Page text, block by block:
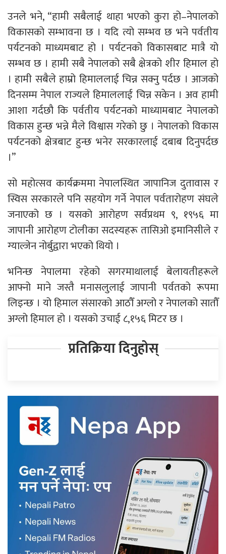
उनले भने, “हामी सबैलाई थाहा भएको कुरा हो–नेपालको
विकासको सम्भावना छ । यदि त्यो सम्भव छ भने पर्वतीय
पर्यटनको माध्यमबाट हो । पर्यटनको विकासबाट मात्रै यो
सम्भव छ । हामी सबै नेपालको सबै क्षेत्रको शीर हिमाल हो
। हामी सबैले हाम्रो हिमाललाई चिन्न सक्नु पर्दछ । आजको
दिनसम्म नेपाल राज्यले हिमाललाई चिन्न सकेन । अव हामी
आशा गर्दछौ कि पर्वतीय पर्यटनको माध्यामबाट नेपालको
विकास हुन्छ भन्ने मैले विश्वास गरेको छु । नेपालको विकास
पर्यटनको क्षेत्रबाट हुन्छ भनेर सरकारलाई दबाब दिनुपर्दछ
।”
सो महोत्सव कार्यक्रममा नेपालस्थित जापानिज दुतावास र
स्विस सरकारले पनि सहयोग गर्ने नेपाल पर्वतारोहण संघले
जनाएको छ । यसको आरोहण सर्वप्रथम ९, १९५६ मा
जापानी आरोहण टोलीका सदस्यहरू तासिओ इमानिसीले र
ग्याल्जेन नोर्बुद्वारा भएको थियो ।
भनिन्छ नेपालमा रहेको सगरमाथालाई बेलायतीहरूले
आफ्नो माने जस्तै मनासलुलाई जापानी पर्वतको रूपमा
लिइन्छ । यो हिमाल संसारको आठौँ अग्लो र नेपालको सातौँ
अग्लो हिमाल हो । यसको उचाई ८,१५६ मिटर छ ।
प्रतिक्रिया दिनुहोस्